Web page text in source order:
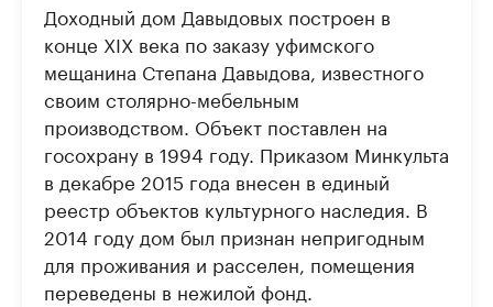
Доходный дом Давыдовых построен в
конце XIX века по заказу уфимского
мещанина Степана Давыдова, известного
своим столярно-мебельным
производством. Объект поставлен на
госохрану в 1994 году. Приказом Минкульта
в декабре 2015 года внесен в единый
реестр объектов культурного наследия. В
2014 году дом был признан непригодным
для проживания и расселен, помещения
переведены в нежилой фонд.